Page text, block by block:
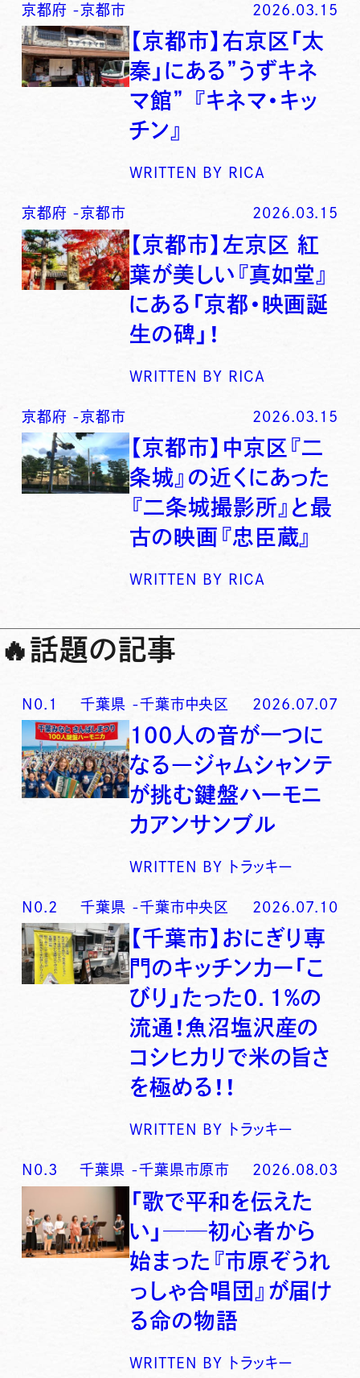
京都府 -京都市 2026.03.15
【京都市】右京区「太
秦」にある”うずキネ
マ館” 『キネマ・キッ
チン』
WRITTEN BY RICA
京都府 -京都市 2026.03.15
【京都市】左京区 紅
葉が美しい『真如堂』
にある「京都・映画誕
生の碑」！
WRITTEN BY RICA
京都府 -京都市 2026.03.15
【京都市】中京区『二
条城』の近くにあった
『二条城撮影所』と最
古の映画『忠臣蔵』
WRITTEN BY RICA
🔥話題の記事
N0. 1 千葉県 -千葉市中央区 2026.07.07
100人の音が一つに
なる―ジャムシャンテ
が挑む鍵盤ハーモニ
カアンサンブル
WRITTEN BY トラッキー
N0. 2 千葉県 -千葉市中央区 2026.07.10
【千葉市】おにぎり専
門のキッチンカー「こ
びり」たった0．1％の
流通！魚沼塩沢産の
コシヒカリで米の旨さ
を極める！！
WRITTEN BY トラッキー
N0. 3 千葉県 -千葉県市原市 2026.08.03
「歌で平和を伝えた
い」──初心者から
始まった『市原ぞうれ
っしゃ合唱団』が届け
る命の物語
WRITTEN BY トラッキー